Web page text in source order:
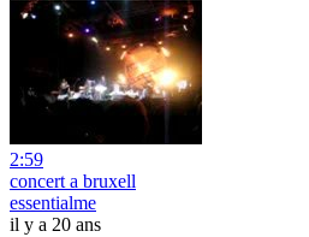
2:59
concert a bruxell
essentialme
il y a 20 ans